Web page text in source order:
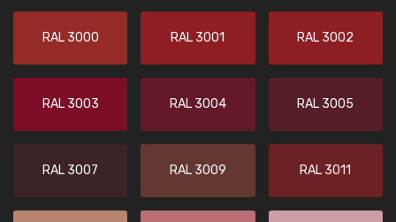
RAL 3000 RAL 3001 RAL 3002
RAL 3003 RAL 3004 RAL 3005
RAL 3007 RAL 3009 RAL 3011